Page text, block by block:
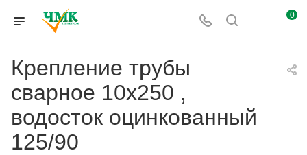
0
Крепление трубы
сварное 10x250 ,
водосток оцинкованный
125/90